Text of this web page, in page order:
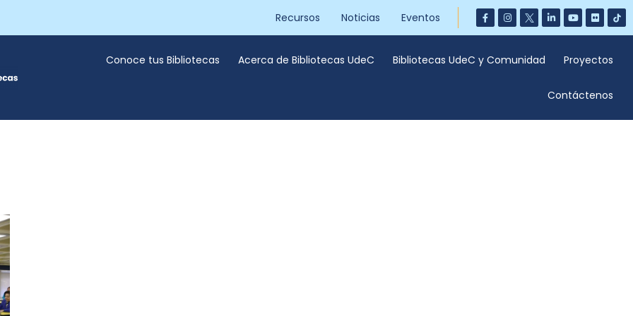
Recursos Noticias Eventos
Conoce tus Bibliotecas Acerca de Bibliotecas UdeC Bibliotecas UdeC y Comunidad Proyectos
Contáctenos